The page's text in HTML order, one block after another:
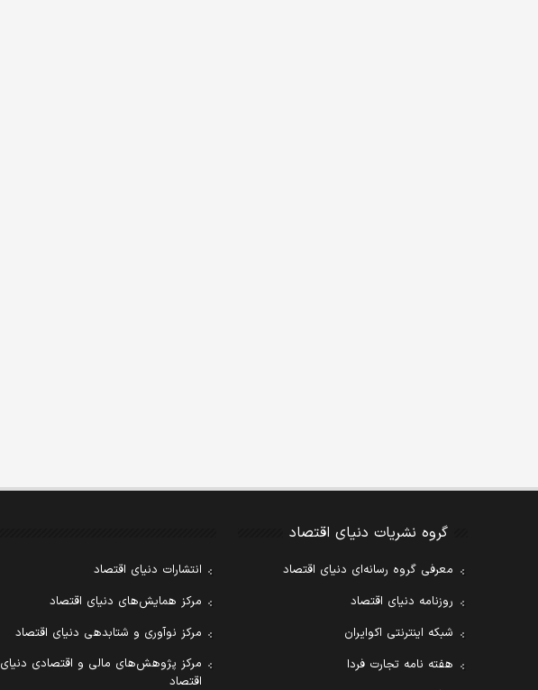
گروه نشریات دنیای اقتصاد
معرفی گروه رسانه‌ای دنیای اقتصاد
روزنامه دنیای اقتصاد
شبکه اینترنتی اکوایران
هفته نامه تجارت فردا
انتشارات دنیای اقتصاد
مرکز همایش‌های دنیای اقتصاد
مرکز نوآوری و شتابدهی دنیای اقتصاد
مرکز پژوهش‌های مالی و اقتصادی دنیای
اقتصاد